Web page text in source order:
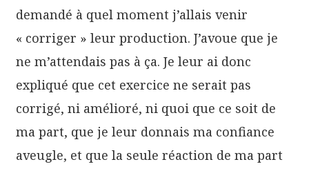
demandé à quel moment j’allais venir
« corriger » leur production. J’avoue que je
ne m’attendais pas à ça. Je leur ai donc
expliqué que cet exercice ne serait pas
corrigé, ni amélioré, ni quoi que ce soit de
ma part, que je leur donnais ma confiance
aveugle, et que la seule réaction de ma part